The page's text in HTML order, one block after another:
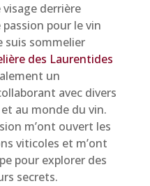
visage derrière
pour le vin
suis sommelier
des Laurentides
un
avec divers
au monde du vin.
m’ont ouvert les
viticoles et m’ont
pour explorer des
secrets.